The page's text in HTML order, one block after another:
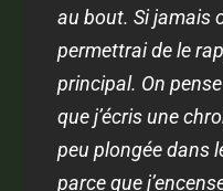
au bout. Si jamais
permettrai de le
principal. On
que j’écris une
peu plongée dans
parce que